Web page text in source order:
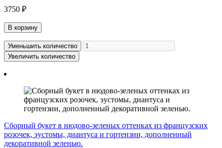
3750 ₽
В корзину
Уменьшить количество
Увеличить количество
Сборный букет в нюдово-зеленых оттенках из французских
розочек, эустомы, диантуса и гортензии, дополненный
декоративной зеленью.